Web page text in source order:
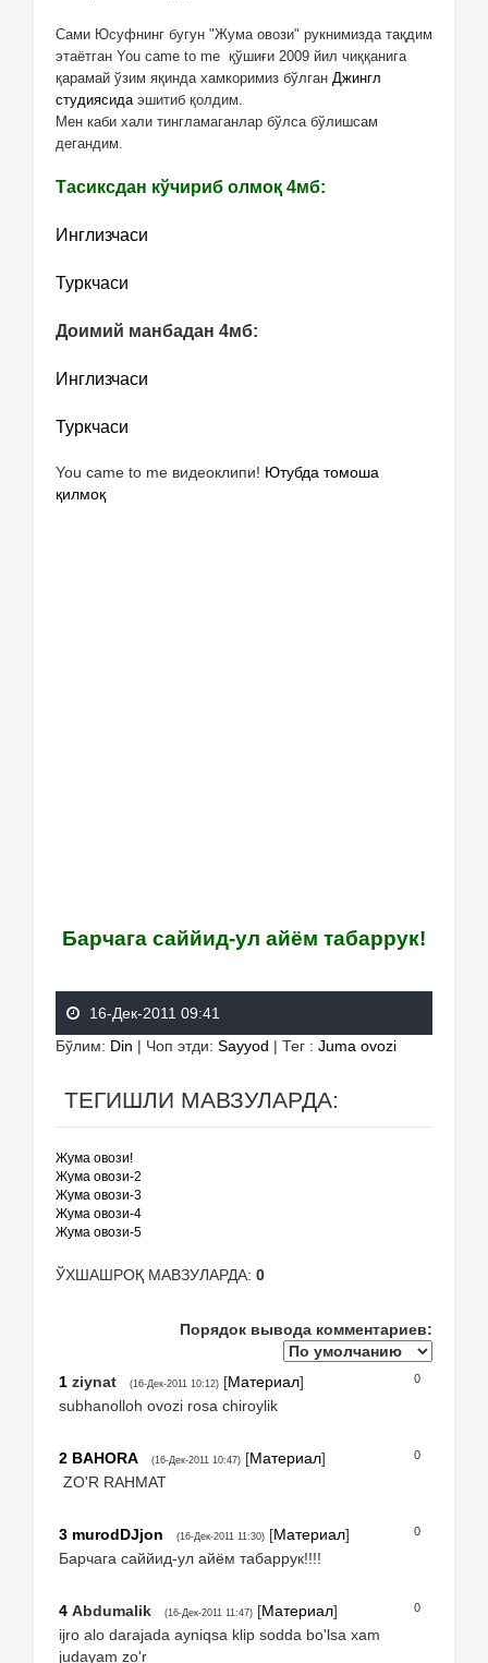
Сами Юсуфнинг бугун "Жума овози" рукнимизда тақдим
этаётган You came to me қўшиғи 2009 йил чиққанига
қарамай ўзим яқинда хамкоримиз бўлган Джингл
студиясида эшитиб қолдим.
Мен каби хали тингламаганлар бўлса бўлишсам
дегандим.
Тасиксдан кўчириб олмоқ 4мб:
Инглизчаси
Туркчаси
Доимий манбадан 4мб:
Инглизчаси
Туркчаси
You came to me видеоклипи! Ютубда томоша
қилмоқ
Барчага саййид-ул айём табаррук!
16-Дек-2011 09:41
Бўлим: Din | Чоп этди: Sayyod | Тег : Juma ovozi
ТЕГИШЛИ МАВЗУЛАРДА:
Жума овози!
Жума овози-2
Жума овози-3
Жума овози-4
Жума овози-5
ЎХШАШРОҚ МАВЗУЛАРДА: 0
Порядок вывода комментариев:
0
1 ziynat (16-Дек-2011 10:12) [Материал]
subhanolloh ovozi rosa chiroylik
0
2 BAHORA (16-Дек-2011 10:47) [Материал]
ZO'R RAHMAT
0
3 murodDJjon (16-Дек-2011 11:30) [Материал]
Барчага саййид-ул айём табаррук!!!!
0
4 Abdumalik (16-Дек-2011 11:47) [Материал]
ijro alo darajada ayniqsa klip sodda bo'lsa xam
judayam zo'r